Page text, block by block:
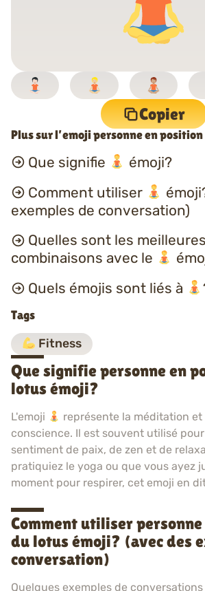
Copier
Plus sur l’emoji personne en
Que signifie
émoji?
Comment utiliser
exemples de conversation)
Quelles sont les meilleures
combinaisons avec le
Quels émojis sont liés à
Tags
Fitness
Que signifie personne en
lotus émoji?
L'emoji
représente la méditation et
conscience. Il est souvent utilisé
sentiment de paix, de zen et de
pratiquiez le yoga ou que vous ayez
moment pour respirer, cet emoji en
Comment utiliser
du lotus émoji? (avec des
conversation)
Quelques exemples de conversations